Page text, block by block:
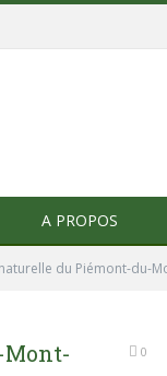
A PROPOS
du Piémont-du-
0